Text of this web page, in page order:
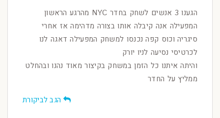
הגענו 3 אנשים לשחק בחדר NYC מהרגע הראשון
המפעילה אנה קיבלה אותו בצורה מדהימה אז אחרי
סיגריה וכוס קפה נכנסו למשחק המפעילה דאגה לנו
לכרטיסי נסיעה לניו יורק
והיתה איתנו כל הזמן במשחק בקיצור מאוד נהנו ובהחלט
ממליץ על החדר
הגב לביקורת